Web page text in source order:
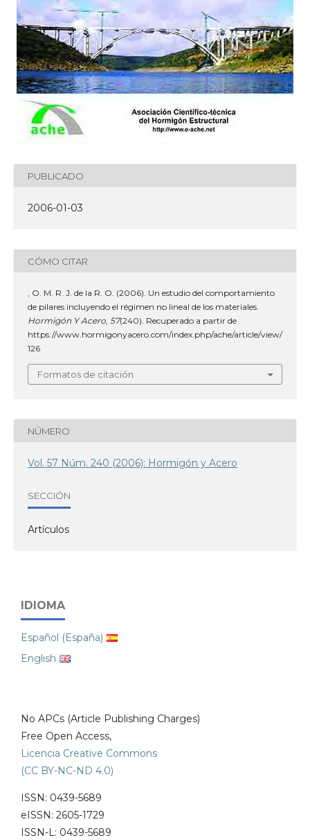
PUBLICADO
2006-01-03
CÓMO CITAR
, O. M. R. J. de la R. O. (2006). Un estudio del comportamiento
de pilares incluyendo el régimen no lineal de los materiales.
Hormigón Y Acero, 57(240). Recuperado a partir de
https://www.hormigonyacero.com/index.php/ache/article/view/
126
Formatos de citación
NÚMERO
Vol. 57 Núm. 240 (2006): Hormigón y Acero
SECCIÓN
Artículos
IDIOMA
Español (España)
English
No APCs (Article Publishing Charges)
Free Open Access,
Licencia Creative Commons
(CC BY-NC-ND 4.0)
ISSN: 0439-5689
eISSN: 2605-1729
ISSN-L: 0439-5689